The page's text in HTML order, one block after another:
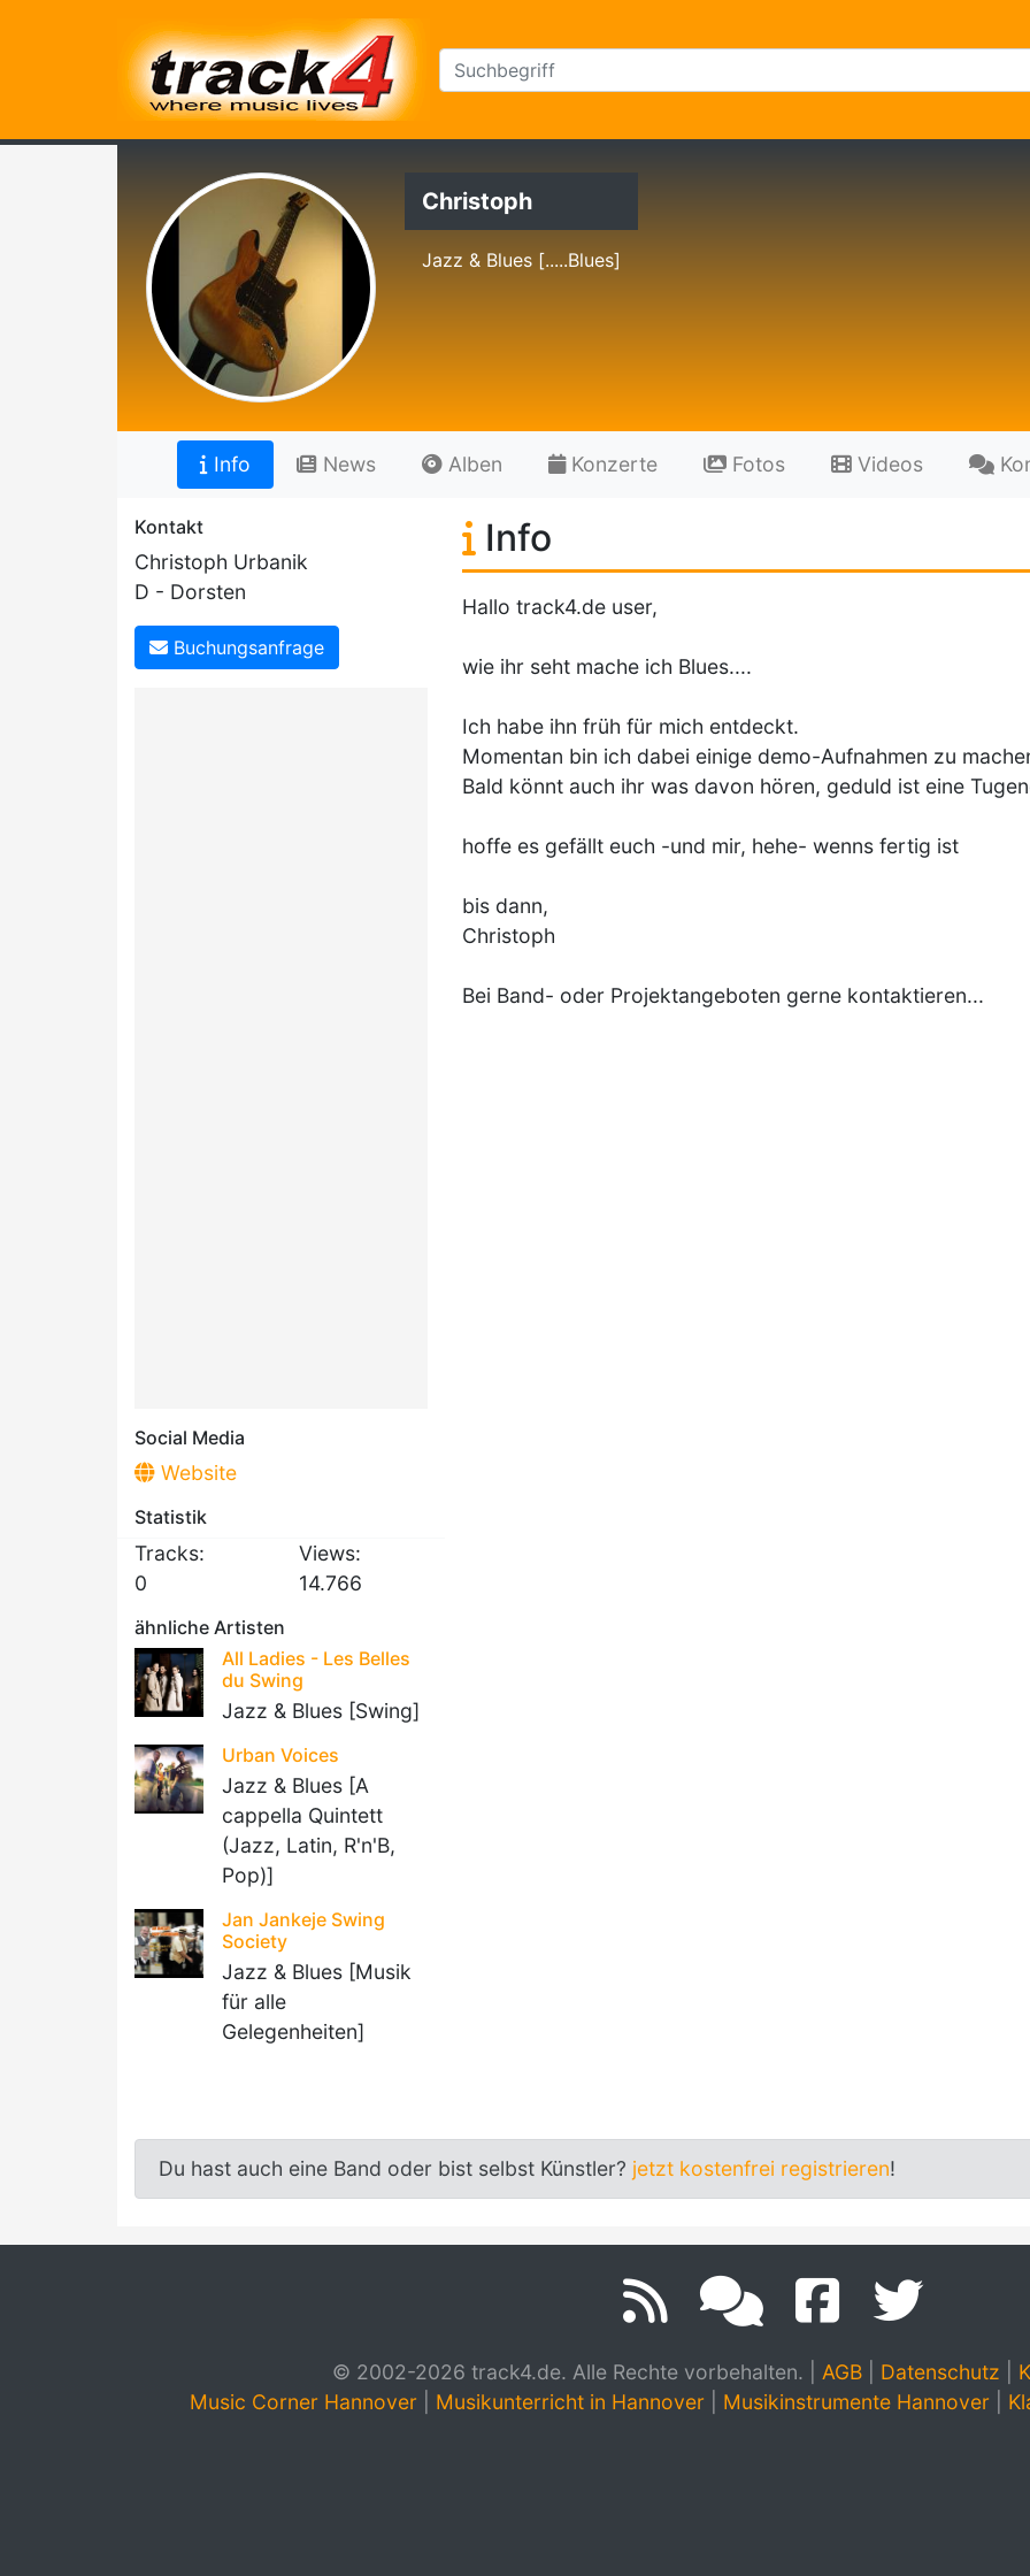
Christoph
Jazz & Blues [.....Blues]
Info News Alben Konzerte Fotos Videos
Kontakt
Christoph Urbanik
D - Dorsten
Buchungsanfrage
Social Media
Website
Statistik
Tracks:
0
Views:
14.766
ähnliche Artisten
All Ladies - Les Belles
du Swing
Jazz & Blues [Swing]
Urban Voices
Jazz & Blues [A
cappella Quintett
(Jazz, Latin, R'n'B,
Pop)]
Jan Jankeje Swing
Society
Jazz & Blues [Musik
für alle
Gelegenheiten]
Info
Hallo track4.de user,
wie ihr seht mache ich Blues....
Ich habe ihn früh für mich entdeckt.
Momentan bin ich dabei einige demo-Aufnahmen zu
Bald könnt auch ihr was davon hören, geduld ist eine
hoffe es gefällt euch -und mir, hehe- wenns fertig ist
bis dann,
Christoph
Bei Band- oder Projektangeboten gerne kontaktieren...
Du hast auch eine Band oder bist selbst Künstler? jetzt kostenfrei registrieren!
© 2002-2026 track4.de. Alle Rechte vorbehalten. AGB| Datenschutz
Music Corner Hannover
Musikunterricht in Hannover Musikinstrumente Hannover